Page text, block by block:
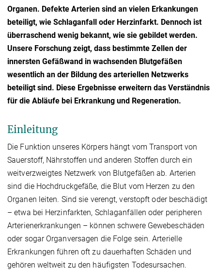
Organen. Defekte Arterien sind an vielen Erkankungen
beteiligt, wie Schlaganfall oder Herzinfarkt. Dennoch ist
überraschend wenig bekannt, wie sie gebildet werden.
Unsere Forschung zeigt, dass bestimmte Zellen der
innersten Gefäßwand in wachsenden Blutgefäßen
wesentlich an der Bildung des arteriellen Netzwerks
beteiligt sind. Diese Ergebnisse erweitern das Verständnis
für die Abläufe bei Erkrankung und Regeneration.
Einleitung
Die Funktion unseres Körpers hängt vom Transport von
Sauerstoff, Nährstoffen und anderen Stoffen durch ein
weitverzweigtes Netzwerk von Blutgefäßen ab. Arterien
sind die Hochdruckgefäße, die Blut vom Herzen zu den
Organen leiten. Sind sie verengt, verstopft oder beschädigt
– etwa bei Herzinfarkten, Schlaganfällen oder peripheren
Arterienerkrankungen – können schwere Gewebeschäden
oder sogar Organversagen die Folge sein. Arterielle
Erkrankungen führen oft zu dauerhaften Schäden und
gehören weltweit zu den häufigsten Todesursachen.